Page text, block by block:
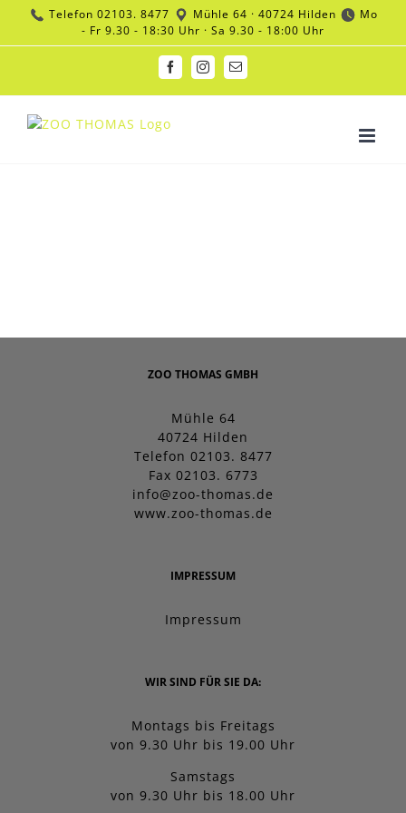
Inhalt
springen
Telefon 02103. 8477 Mühle 64 · 40724 Hilden
Mo
- Fr 9.30 - 18:30 Uhr · Sa 9.30 - 18:00 Uhr
FacebookInstagram
E-
ZOO THOMAS GMBH
Mühle 64
40724 Hilden
Telefon 02103. 8477
Fax 02103. 6773
info@zoo-thomas.de
www.zoo-thomas.de
IMPRESSUM
Impressum
WIR SIND FÜR SIE DA:
Montags bis Freitags
von 9.30 Uhr bis 19.00 Uhr
Samstags
von 9.30 Uhr bis 18.00 Uhr